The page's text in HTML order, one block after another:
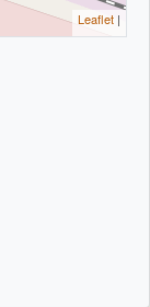
Leaflet |